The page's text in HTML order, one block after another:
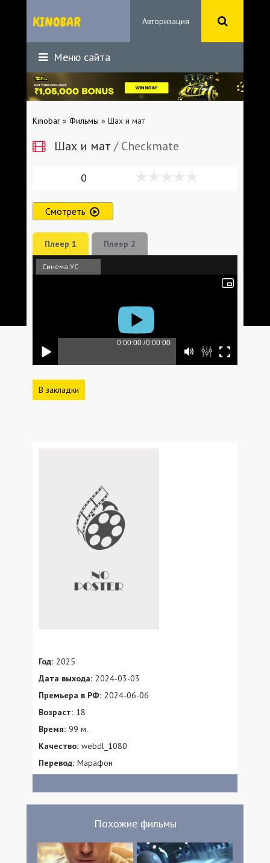
Авторизация
Меню сайта
Kinobar » Фильмы » Шах и мат
Шах и мат / Checkmate
0
Смотреть
Плеер 1 Плеер 2
Синема УС
В закладки
Год: 2025
Дата выхода: 2024-03-03
Премьера в РФ: 2024-06-06
Возраст: 18
Время: 99 м.
Качество: webdl_1080
Перевод: Марафон
Похожие фильмы